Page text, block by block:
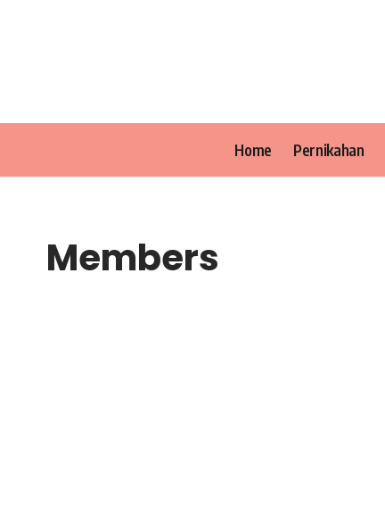
Home Pernikahan
Members